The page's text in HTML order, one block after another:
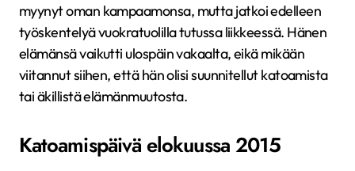
myynyt oman kampaamonsa, mutta jatkoi edelleen
työskentelyä vuokratuolilla tutussa liikkeessä. Hänen
elämänsä vaikutti ulospäin vakaalta, eikä mikään
viitannut siihen, että hän olisi suunnitellut katoamista
tai äkillistä elämänmuutosta.
Katoamispäivä elokuussa 2015